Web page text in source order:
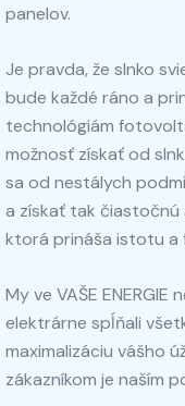
panelov.
Je pravda, že slnko
bude každé ráno a
technológiám
možnosť získať od
sa od nestálych
a získať tak čiastočnú
ktorá prináša istotu a
My ve VAŠE
elektrárne spĺňali
maximalizáciu vášho
zákazníkom je naším